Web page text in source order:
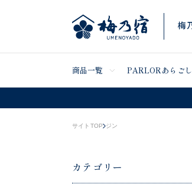
商品一覧 PARLORあらごし
サイトTOP ジン
カテゴリー